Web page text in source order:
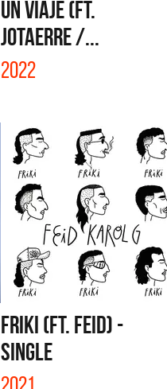
UN VIAJE (FT.
JOTAERRE /...
2022
FRIKI (FT. FEID) -
SINGLE